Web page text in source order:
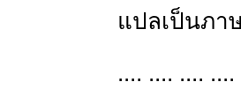
.... .... ....